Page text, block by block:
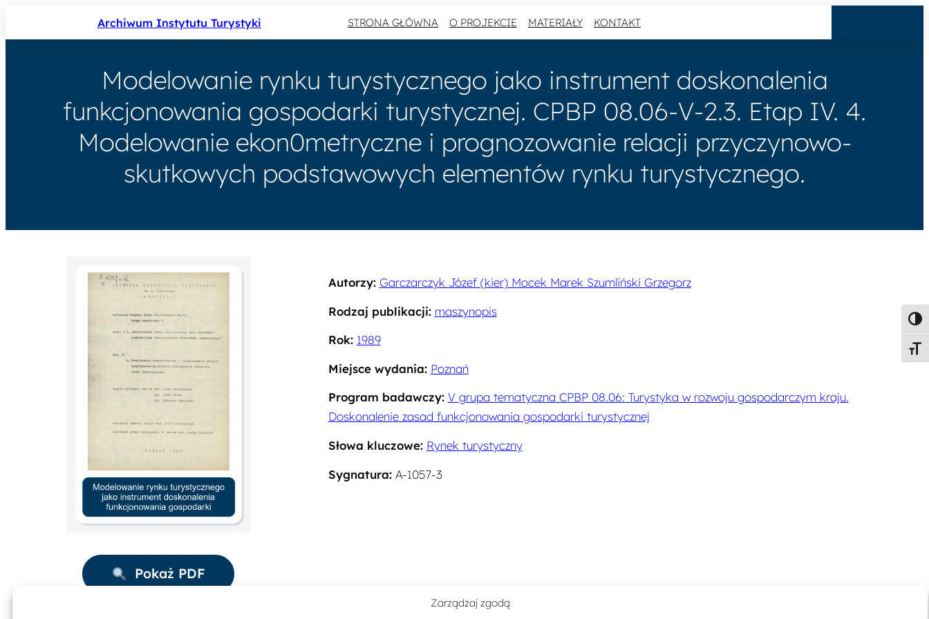
Zarządzaj zgodą
Archiwum Instytutu Turystyki STRONA GŁÓWNA O PROJEKCIE MATERIAŁY KONTAKT
Modelowanie rynku turystycznego jako instrument doskonalenia
funkcjonowania gospodarki turystycznej. CPBP 08.06-V-2.3. Etap IV. 4.
Modelowanie ekon0metryczne i prognozowanie relacji przyczynowo-
skutkowych podstawowych elementów rynku turystycznego.
Pokaż PDF
Autorzy: Garczarczyk Józef (kier) Mocek Marek Szumliński Grzegorz
Rodzaj publikacji: maszynopis
Rok: 1989
Miejsce wydania: Poznań
Program badawczy: V grupa tematyczna CPBP 08.06: Turystyka w rozwoju gospodarczym kraju.
Doskonalenie zasad funkcjonowania gospodarki turystycznej
Słowa kluczowe: Rynek turystyczny
Sygnatura:A-1057-3